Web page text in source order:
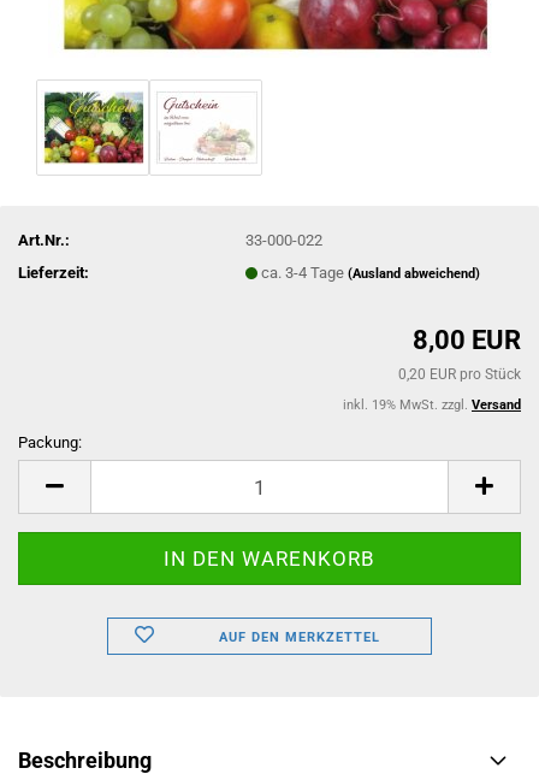
Art.Nr.:
33-000-022
Lieferzeit:
ca. 3-4 Tage(Ausland abweichend)
8,00 EUR
0,20 EUR pro Stück
inkl. 19% MwSt. zzgl. Versand
Packung:
AUF DEN MERKZETTEL
Beschreibung